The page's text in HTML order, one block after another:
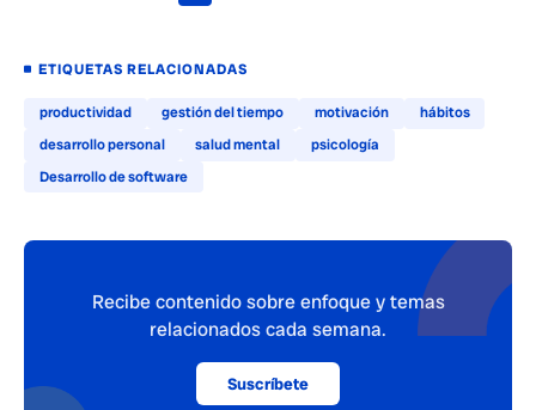
ETIQUETAS RELACIONADAS
productividad gestión del tiempo motivación
hábitos
desarrollo personal
salud mental
psicología
Desarrollo de software
Recibe contenido sobre enfoque y temas
relacionados cada semana.
Suscríbete